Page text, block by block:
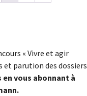
« Vivre et agir
et parution des dossiers
vous abonnant à